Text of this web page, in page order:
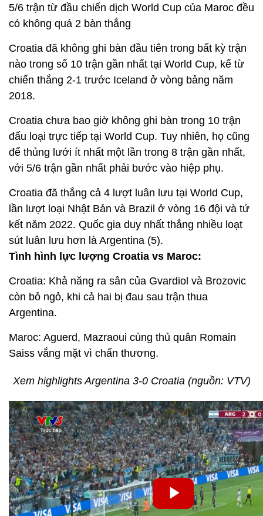
5/6 trận từ đầu chiến dịch World Cup của Maroc đều
có không quá 2 bàn thắng
Croatia đã không ghi bàn đầu tiên trong bất kỳ trận
nào trong số 10 trận gần nhất tại World Cup, kể từ
chiến thắng 2-1 trước Iceland ở vòng bảng năm
2018.
Croatia chưa bao giờ không ghi bàn trong 10 trận
đấu loại trực tiếp tại World Cup. Tuy nhiên, họ cũng
để thủng lưới ít nhất một lần trong 8 trận gần nhất,
với 5/6 trận gần nhất phải bước vào hiệp phụ.
Croatia đã thắng cả 4 lượt luân lưu tại World Cup,
lần lượt loại Nhật Bản và Brazil ở vòng 16 đội và tứ
kết năm 2022. Quốc gia duy nhất thắng nhiều loạt
sút luân lưu hơn là Argentina (5).
Tình hình lực lượng Croatia vs Maroc:
Croatia: Khả năng ra sân của Gvardiol và Brozovic
còn bỏ ngỏ, khi cả hai bị đau sau trận thua
Argentina.
Maroc: Aguerd, Mazraoui cùng thủ quân Romain
Saiss vắng mặt vì chấn thương.
Xem highlights Argentina 3-0 Croatia (nguồn: VTV)